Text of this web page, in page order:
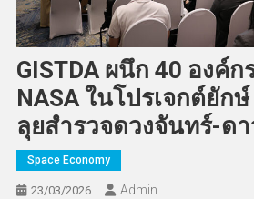
GISTDA ผนึก 40 องค์
NASA ในโปรเจกต์ยักษ์
ลุยสำรวจดวงจันทร์-ด
Space Economy
23/03/2026 Admin